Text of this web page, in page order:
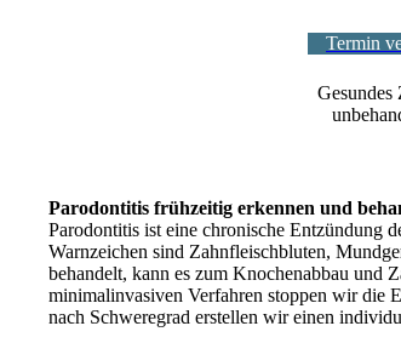
Termin
Parodontitis frühzeitig erkennen und
Parodontitis ist eine chronische Entzündung
Warnzeichen sind Zahnfleischbluten,
behandelt, kann es zum Knochenabbau und
minimalinvasiven Verfahren stoppen wir die
nach Schweregrad erstellen wir einen